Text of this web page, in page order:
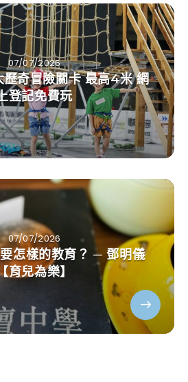
07/07/2026
歷奇冒險關卡 最高4米 網
登記免費玩
07/07/2026
怎樣的教育？ ─ 鄧明儀
育兒為樂】